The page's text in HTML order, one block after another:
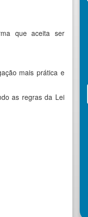
que aceita ser
mais prática e
as regras da Lei